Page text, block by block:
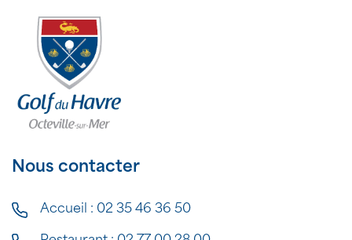
Nous contacter
Accueil : 02 35 46 36 50